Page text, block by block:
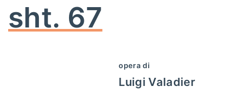
sht. 67
opera di
Luigi Valadier